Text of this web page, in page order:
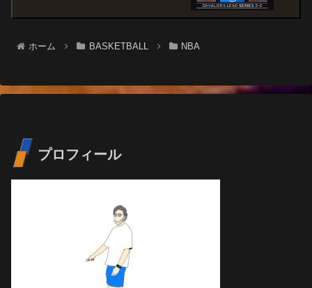
ホーム BASKETBALL NBA
プロフィール